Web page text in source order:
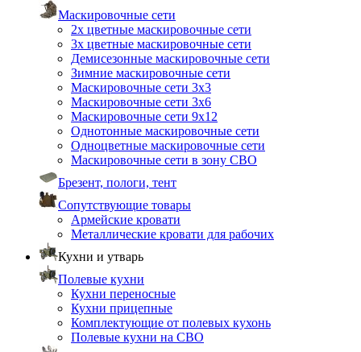
Маскировочные сети
2х цветные маскировочные сети
3х цветные маскировочные сети
Демисезонные маскировочные сети
Зимние маскировочные сети
Маскировочные сети 3х3
Маскировочные сети 3х6
Маскировочные сети 9х12
Однотонные маскировочные сети
Одноцветные маскировочные сети
Маскировочные сети в зону СВО
Брезент, пологи, тент
Сопутствующие товары
Армейские кровати
Металлические кровати для рабочих
Кухни и утварь
Полевые кухни
Кухни переносные
Кухни прицепные
Комплектующие от полевых кухонь
Полевые кухни на СВО